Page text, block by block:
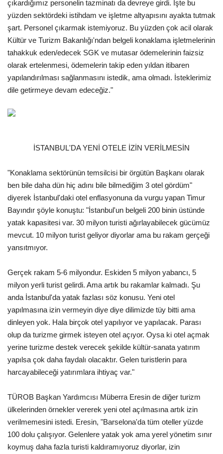
çıkardığımız personelin tazminatı da devreye girdi. İşte bu
yüzden sektördeki istihdam ve işletme altyapısını ayakta tutmak
şart. Personel çıkarmak istemiyoruz. Bu yüzden çok acil olarak
Kültür ve Turizm Bakanlığı'ndan belgeli konaklama işletmelerinin
tahakkuk eden/edecek SGK ve mutasar ödemelerinin faizsiz
olarak ertelenmesi, ödemelerin takip eden yıldan itibaren
yapılandırılması sağlanmasını istedik, ama olmadı. İsteklerimiz
dile getirmeye devam edeceğiz."
İSTANBUL'DA YENİ OTELE İZİN VERİLMESİN
"Konaklama sektörünün temsilcisi bir örgütün Başkanı olarak
ben bile daha dün hiç adını bile bilmediğim 3 otel gördüm"
diyerek İstanbul'daki otel enflasyonuna da vurgu yapan Timur
Bayındır şöyle konuştu: "İstanbul'un belgeli 200 binin üstünde
yatak kapasitesi var. 30 milyon turisti ağırlayabilecek gücümüz
mevcut. 10 milyon turist geliyor diyorlar ama bu rakam gerçeği
yansıtmıyor.
Gerçek rakam 5-6 milyondur. Eskiden 5 milyon yabancı, 5
milyon yerli turist gelirdi. Ama artık bu rakamlar kalmadı. Şu
anda İstanbul'da yatak fazlası söz konusu. Yeni otel
yapılmasına izin vermeyin diye diye dilimizde tüy bitti ama
dinleyen yok. Hala birçok otel yapılıyor ve yapılacak. Parası
olup da turizme girmek isteyen otel açıyor. Oysa ki otel açmak
yerine turizme destek verecek şekilde kültür-sanata yatırım
yapılsa çok daha faydalı olacaktır. Gelen turistlerin para
harcayabileceği yatırımlara ihtiyaç var."
TÜROB Başkan Yardımcısı Müberra Eresin de diğer turizm
ülkelerinden örnekler vererek yeni otel açılmasına artık izin
verilmemesini istedi. Eresin, "Barselona'da tüm oteller yüzde
100 dolu çalışıyor. Gelenlere yatak yok ama yerel yönetim sınır
koymuş daha fazla turisti kaldıramıyoruz diyorlar, izin